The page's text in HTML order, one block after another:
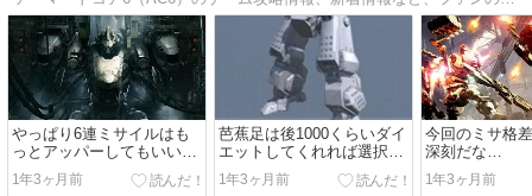
やっぱり6連ミサイルはも
っとアッパーしてもいいん
じゃないか？？？
1年3ヶ月前
芭蕉足は後1000くらいダイ
エットしてくれれば選択肢
になるんだがな…
1年3ヶ月前
今回のミサ格
深刻だな…
1年3ヶ月前